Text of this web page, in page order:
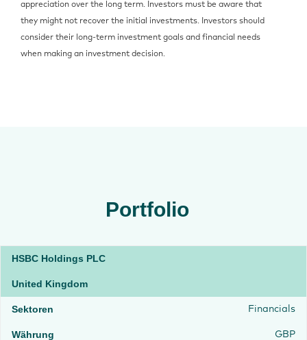
appreciation over the long term. Investors must be aware that
they might not recover the initial investments. Investors should
consider their long-term investment goals and financial needs
when making an investment decision.
Portfolio
HSBC Holdings PLC
United Kingdom
Financials
GBP